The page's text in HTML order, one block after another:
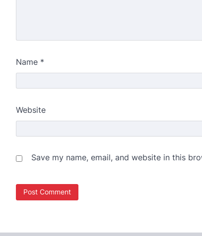
Name *
Website
Save my name, email, and website in this